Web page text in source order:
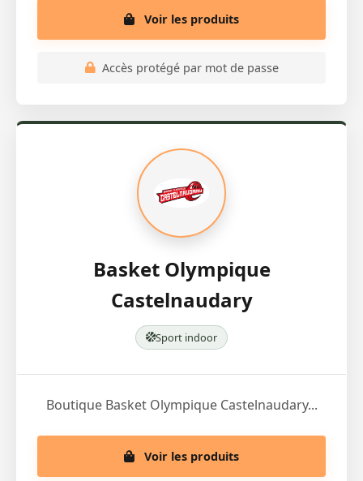
Voir les produits
Accès protégé par mot de passe
Basket Olympique
Castelnaudary
Sport indoor
Boutique Basket Olympique Castelnaudary...
Voir les produits